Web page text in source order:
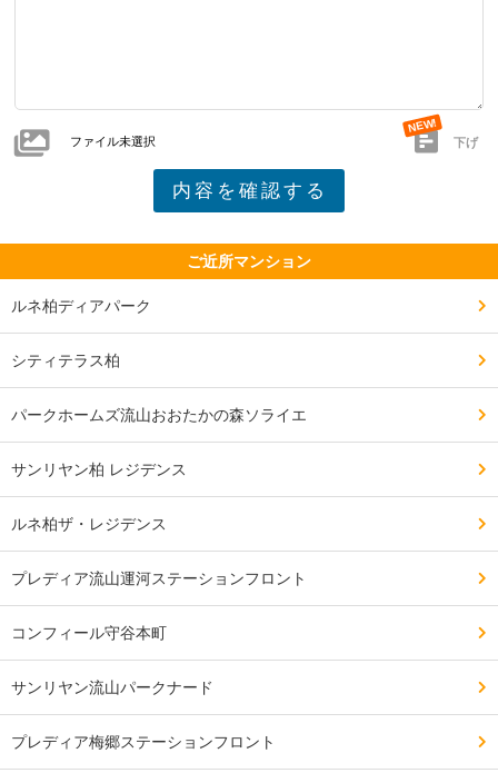
ファイル未選択 下げ
ご近所マンション
ルネ柏ディアパーク
シティテラス柏
パークホームズ流山おおたかの森ソライエ
サンリヤン柏 レジデンス
ルネ柏ザ・レジデンス
プレディア流山運河ステーションフロント
コンフィール守谷本町
サンリヤン流山パークナード
プレディア梅郷ステーションフロント